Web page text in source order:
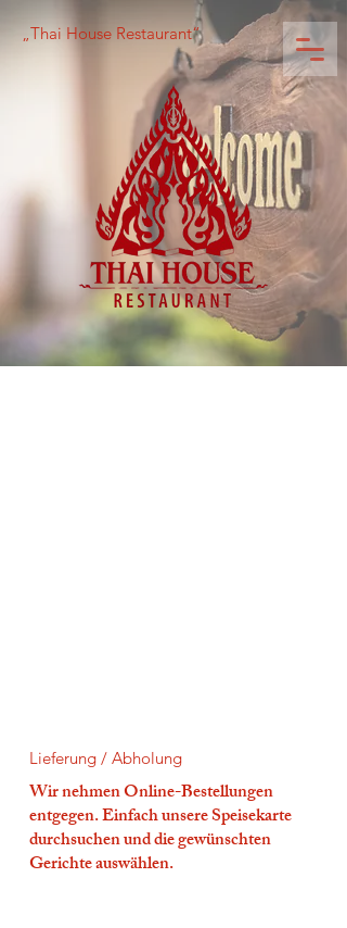
„Thai House Restaurant“
Lieferung / Abholung
Wir nehmen Online-Bestellungen
entgegen. Einfach unsere Speisekarte
durchsuchen und die gewünschten
Gerichte auswählen.